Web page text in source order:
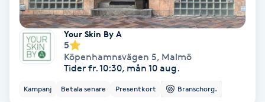
Fibromassage
Fillers
Fotmassage
Your Skin By A
5
Köpenhamnsvägen 5, Malmö
Tider fr. 10:30, mån 10 aug.
Kampanj Betala senare Presentkort Branschorg.